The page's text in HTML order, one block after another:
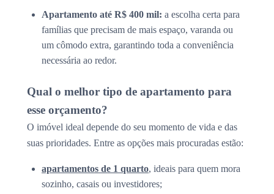
Apartamento até R$ 400 mil: a escolha certa para
famílias que precisam de mais espaço, varanda ou
um cômodo extra, garantindo toda a conveniência
necessária ao redor.
Qual o melhor tipo de apartamento para
esse orçamento?
O imóvel ideal depende do seu momento de vida e das
suas prioridades. Entre as opções mais procuradas estão:
apartamentos de 1 quarto, ideais para quem mora
sozinho, casais ou investidores;